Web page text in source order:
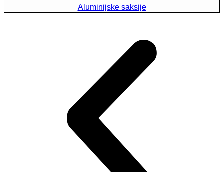
Aluminijske saksije